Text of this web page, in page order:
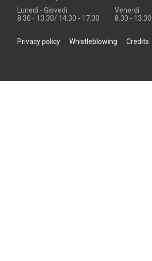
Lunedì - Giovedì
8.30 - 13.30/ 14.30 - 17.30
Venerdì
8.30 - 13.30
Privacy policy Whistleblowing Credits